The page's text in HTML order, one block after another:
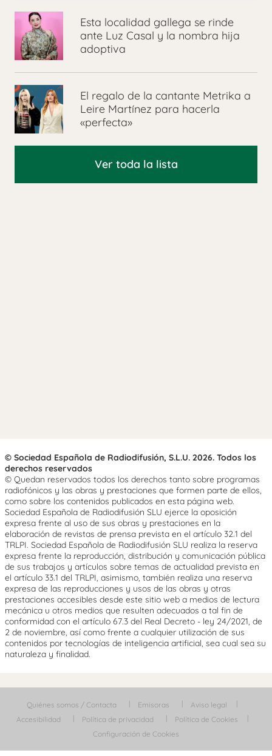
Esta localidad gallega se rinde
ante Luz Casal y la nombra hija
adoptiva
El regalo de la cantante Metrika a
Leire Martínez para hacerla
«perfecta»
Ver toda la lista
© Sociedad Española de Radiodifusión, S.L.U. 2026. Todos los
derechos reservados
© Quedan reservados todos los derechos tanto sobre programas
radiofónicos y las obras y prestaciones que formen parte de ellos,
como sobre los contenidos publicados en esta página web.
Sociedad Española de Radiodifusión SLU ejerce la oposición
expresa frente al uso de sus obras y prestaciones en la
elaboración de revistas de prensa prevista en el artículo 32.1 del
TRLPI. Sociedad Española de Radiodifusión SLU realiza la reserva
expresa frente la reproducción, distribución y comunicación pública
de sus trabajos y artículos sobre temas de actualidad prevista en
el artículo 33.1 del TRLPI, asimismo, también realiza una reserva
expresa de las reproducciones y usos de las obras y otras
prestaciones accesibles desde este sitio web a medios de lectura
mecánica u otros medios que resulten adecuados a tal fin de
conformidad con el artículo 67.3 del Real Decreto - ley 24/2021, de
2 de noviembre, así como frente a cualquier utilización de sus
contenidos por tecnologías de inteligencia artificial, sea cual sea su
naturaleza y finalidad.
Quiénes somos / Contacta Emisoras
Aviso legal
Accesibilidad
Política de privacidad
Política de Cookies
Configuración de Cookies